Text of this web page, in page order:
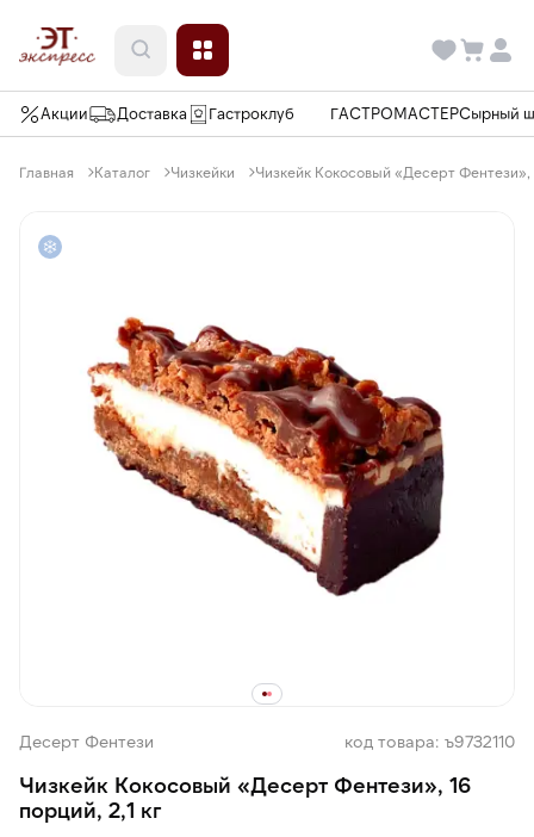
Акции Доставка Гастроклуб ГАСТРОМАСТЕРСырный
Главная Каталог Чизкейки Чизкейк Кокосовый «Десерт Фентези»,
Десерт Фентези код товара: ъ9732110
Чизкейк Кокосовый «Десерт Фентези», 16
порций, 2,1 кг